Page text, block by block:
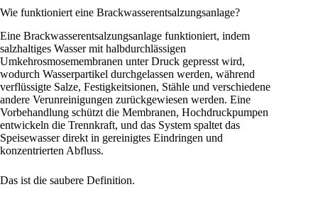
Wie funktioniert eine Brackwasserentsalzungsanlage?
Eine Brackwasserentsalzungsanlage funktioniert, indem
salzhaltiges Wasser mit halbdurchlässigen
Umkehrosmosemembranen unter Druck gepresst wird,
wodurch Wasserpartikel durchgelassen werden, während
verflüssigte Salze, Festigkeitsionen, Stähle und verschiedene
andere Verunreinigungen zurückgewiesen werden. Eine
Vorbehandlung schützt die Membranen, Hochdruckpumpen
entwickeln die Trennkraft, und das System spaltet das
Speisewasser direkt in gereinigtes Eindringen und
konzentrierten Abfluss.
Das ist die saubere Definition.